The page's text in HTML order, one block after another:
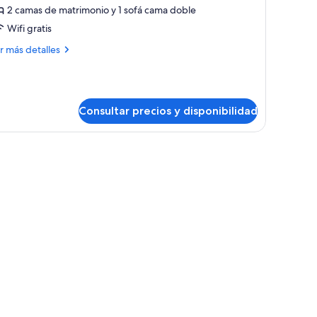
2 camas de matrimonio y 1 sofá cama doble
Wifi gratis
más detalles
Consultar precios y disponibilidad